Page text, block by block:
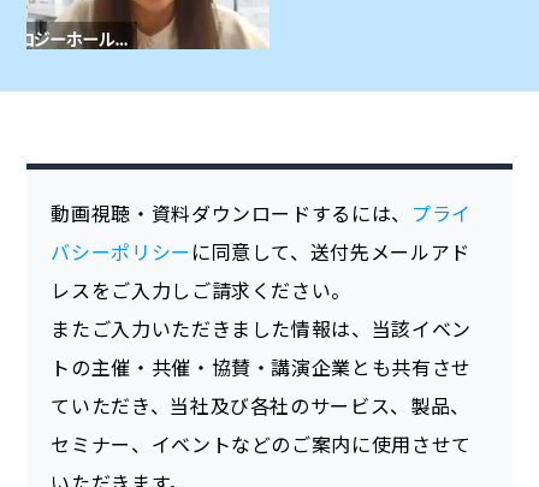
動画視聴・資料ダウンロードするには、 プライ
バシーポリシー に同意して、送付先メールアド
レスをご入力しご請求ください。
またご入力いただきました情報は、当該イベン
トの主催・共催・協賛・講演企業とも共有させ
ていただき、当社及び各社のサービス、製品、
セミナー、イベントなどのご案内に使用させて